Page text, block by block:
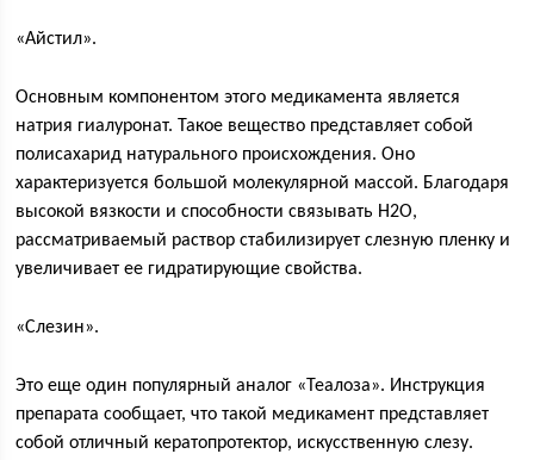
«Айстил».
Основным компонентом этого медикамента является
натрия гиалуронат. Такое вещество представляет собой
полисахарид натурального происхождения. Оно
характеризуется большой молекулярной массой. Благодаря
высокой вязкости и способности связывать Н2О,
рассматриваемый раствор стабилизирует слезную пленку и
увеличивает ее гидратирующие свойства.
«Слезин».
Это еще один популярный аналог «Теалоза». Инструкция
препарата сообщает, что такой медикамент представляет
собой отличный кератопротектор, искусственную слезу.